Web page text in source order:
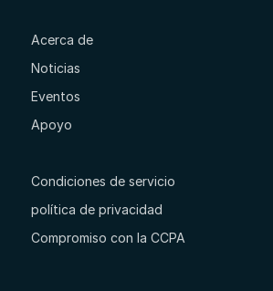
Acerca de
Noticias
Eventos
Apoyo
Condiciones de servicio
política de privacidad
Compromiso con la CCPA